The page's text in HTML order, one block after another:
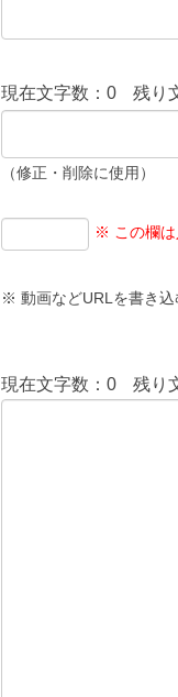
現在文字数：0 残り
（修正・削除に使用）
※ この欄は
※ 動画などURLを書き
現在文字数：0 残り